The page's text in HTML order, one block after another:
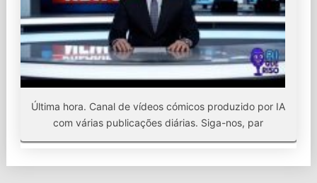
Última hora. Canal de vídeos cómicos produzido por IA
com várias publicações diárias. Siga-nos, par